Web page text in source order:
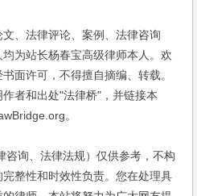
、法律评论、案例、法律咨询
为站长杨春宝高级律师本人。欢
面许可，不得擅自摘编、转载。
者和出处"法律桥"，并链接本
。
询、法律法规）仅供参考，不构
整性和时效性负责。您在处理具